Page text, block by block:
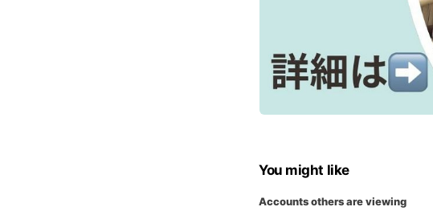
You might like
Accounts others are viewing